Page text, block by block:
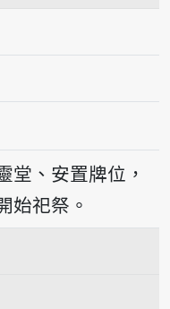
khiā-lîng
堂、安置牌位，
始祀祭。